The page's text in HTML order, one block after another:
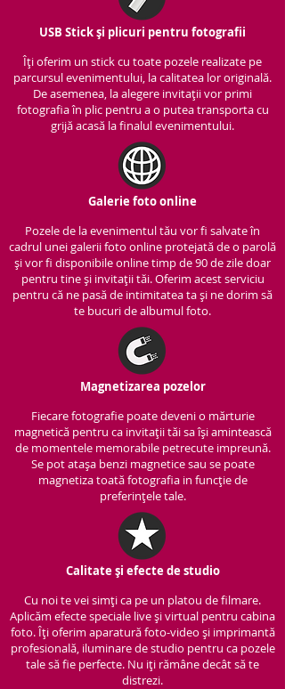
USB Stick și plicuri pentru fotografii
Îți oferim un stick cu toate pozele realizate pe
parcursul evenimentului, la calitatea lor originală.
De asemenea, la alegere invitații vor primi
fotografia în plic pentru a o putea transporta cu
grijă acasă la finalul evenimentului.
Galerie foto online
Pozele de la evenimentul tău vor fi salvate în
cadrul unei galerii foto online protejată de o parolă
și vor fi disponibile online timp de 90 de zile doar
pentru tine și invitații tăi. Oferim acest serviciu
pentru că ne pasă de intimitatea ta și ne dorim să
te bucuri de albumul foto.
Magnetizarea pozelor
Fiecare fotografie poate deveni o mărturie
magnetică pentru ca invitații tăi sa își amintească
de momentele memorabile petrecute impreună.
Se pot atașa benzi magnetice sau se poate
magnetiza toată fotografia in funcție de
preferințele tale.
Calitate și efecte de studio
Cu noi te vei simți ca pe un platou de filmare.
Aplicăm efecte speciale live și virtual pentru cabina
foto. Îți oferim aparatură foto-video și imprimantă
profesională, iluminare de studio pentru ca pozele
tale să fie perfecte. Nu iți rămâne decât să te
distrezi.